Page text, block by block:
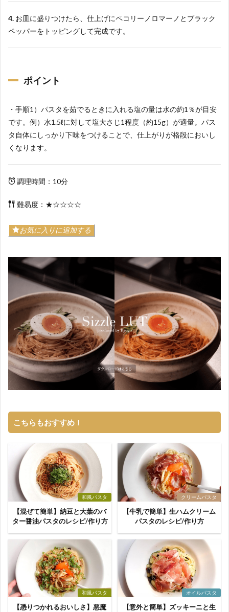
4. お皿に盛りつけたら、仕上げにペコリーノロマーノとブラック
ペッパーをトッピングして完成です。
ポイント
・手順1）パスタを茹でるときに入れる塩の量は水の約1％が目安
です。例）水1.5ℓに対して塩大さじ1程度（約15g）が適量。パス
タ自体にしっかり下味をつけることで、仕上がりが格段においし
くなります。
調理時間：10分
難易度：★☆☆☆☆
お気に入りに追加する
こちらもおすすめ！
和風パスタ
【混ぜて簡単】納豆と大葉のバ
ター醤油パスタのレシピ/作り方
クリームパスタ
【牛乳で簡単】生ハムクリーム
パスタのレシピ/作り方
和風パスタ
【憑りつかれるおいしさ】悪魔
オイルパスタ
【意外と簡単】ズッキーニと生